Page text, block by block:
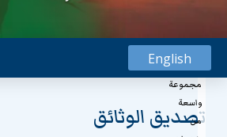
English
تصديق الوثائق
وزارة
الخارجية
مجموعة
واسعة
من